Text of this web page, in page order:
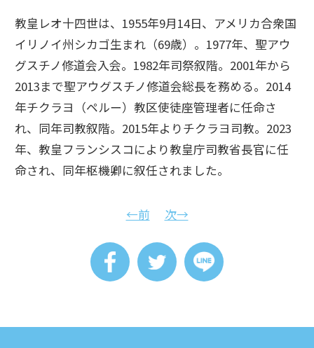
教皇レオ十四世は、1955年9月14日、アメリカ合衆国
イリノイ州シカゴ生まれ（69歳）。1977年、聖アウ
グスチノ修道会入会。1982年司祭叙階。2001年から
2013まで聖アウグスチノ修道会総長を務める。2014
年チクラヨ（ペルー）教区使徒座管理者に任命さ
れ、同年司教叙階。2015年よりチクラヨ司教。2023
年、教皇フランシスコにより教皇庁司教省長官に任
命され、同年枢機卿に叙任されました。
←前 次→